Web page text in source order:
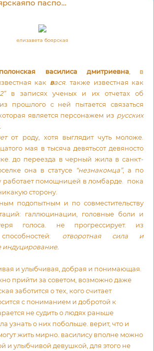
елизавета боярскаяпо паспорту полонская ва...
елизавета боярская
полонская василиса дмитриевна, в
как вася. также известная как
в записях ученых и их отчетах об
прошлого с ней пытается связаться
является персонажем из русских
от роду, хотя выглядит чуть моложе.
мая в тысяча девятьсот девяносто
до переезда в черный жила в санкт-
она в статусе “незнакомца”, а по
работает помощницей в ломбарде. пока
сторону.
подопытным и по совместительству
галлюцинации, головные боли и
голоса. не прогрессирует. из
отворотная сила и
индуцирование.
и улыбчивая, добрая и понимающая.
прийти за советом, возможно даже
заботится о тех, кого считает
с пониманием и добротой к
не судить о людях раньше
узнать о них побольше. верит, что и
жить мирно. василису вполне можно
и улыбчивой девушкой, для этого не